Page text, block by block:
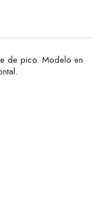
de pico. Modelo en